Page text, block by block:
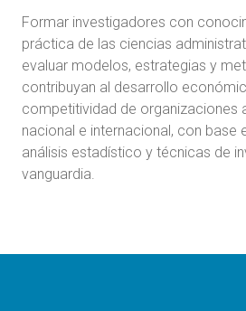
Formar investigadores con
práctica de las ciencias
evaluar modelos, estrategias y
contribuyan al desarrollo
competitividad de organizaciones
nacional e internacional, con base
análisis estadístico y técnicas de
vanguardia.